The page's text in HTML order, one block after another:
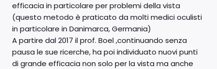
efficacia in particolare per problemi della vista
(questo metodo è praticato da molti medici oculisti
in particolare in Danimarca, Germania)
A partire dal 2017 il prof. Boel ,continuando senza
pausa le sue ricerche, ha poi individuato nuovi punti
di grande efficacia non solo per la vista ma anche